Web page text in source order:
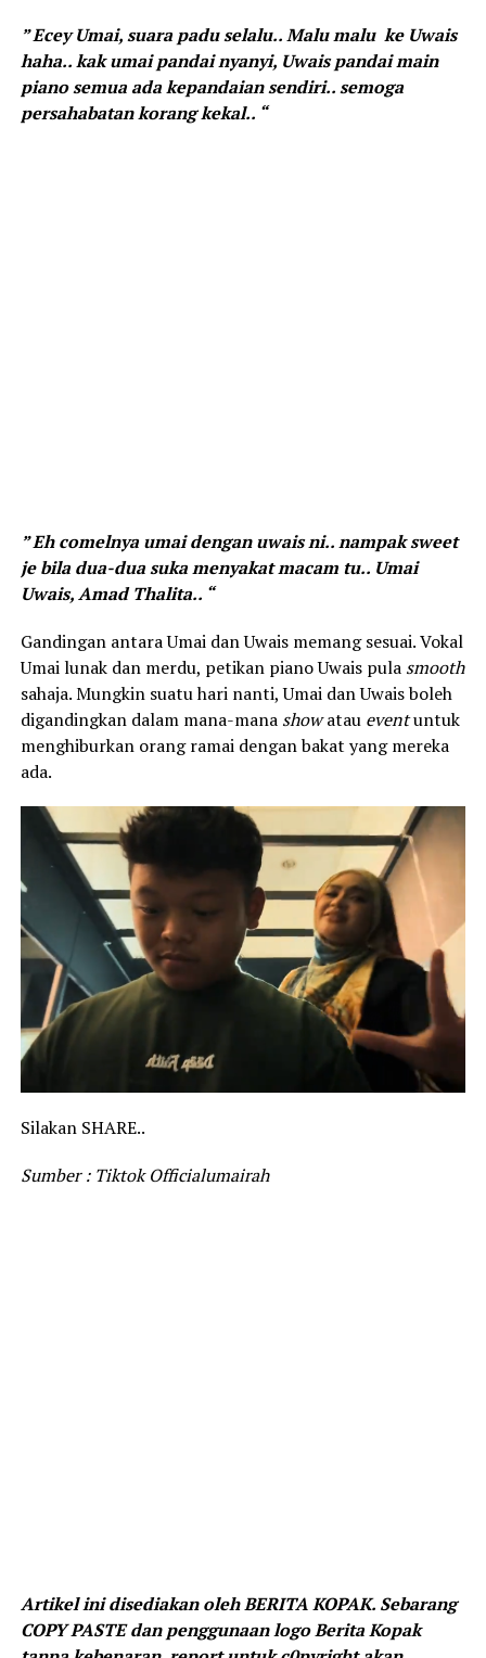
” Ecey Umai, suara padu selalu.. Malu malu ke Uwais
haha.. kak umai pandai nyanyi, Uwais pandai main
piano semua ada kepandaian sendiri.. semoga
persahabatan korang kekal.. “
” Eh comelnya umai dengan uwais ni.. nampak sweet
je bila dua-dua suka menyakat macam tu.. Umai
Uwais, Amad Thalita.. “
Gandingan antara Umai dan Uwais memang sesuai. Vokal
Umai lunak dan merdu, petikan piano Uwais pula smooth
sahaja. Mungkin suatu hari nanti, Umai dan Uwais boleh
digandingkan dalam mana-mana showatau eventuntuk
menghiburkan orang ramai dengan bakat yang mereka
ada.
Silakan SHARE..
Sumber : Tiktok Officialumairah
Artikel ini disediakan oleh BERITA KOPAK. Sebarang
COPY PASTE dan penggunaan logo Berita Kopak